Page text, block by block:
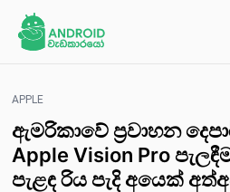
APPLE
ඇමරිකාවේ ප්‍රවාහන
Apple Vision Pro
පැළඳ රිය පැදි අයෙක්